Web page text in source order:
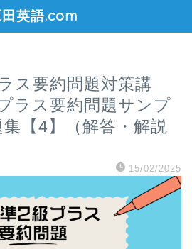
英語.com
ス要約問題対策講
ラス要約問題サンプ
【4】（解答・解説
15/02/2025